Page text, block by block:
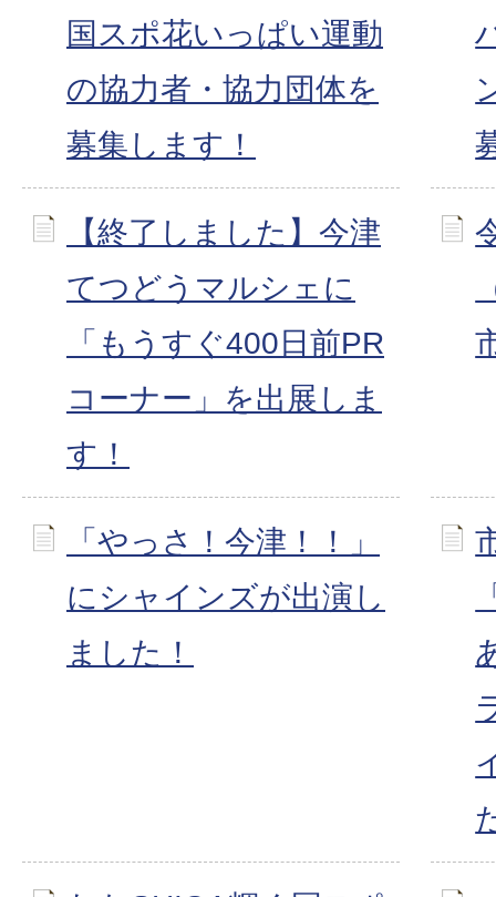
国スポ花いっぱい運動
の協力者・協力団体を
募集します！
【終了しました】今津
てつどうマルシェに
「もうすぐ400日前PR
コーナー」を出展しま
す！
「やっさ！今津！！」
にシャインズが出演し
ました！